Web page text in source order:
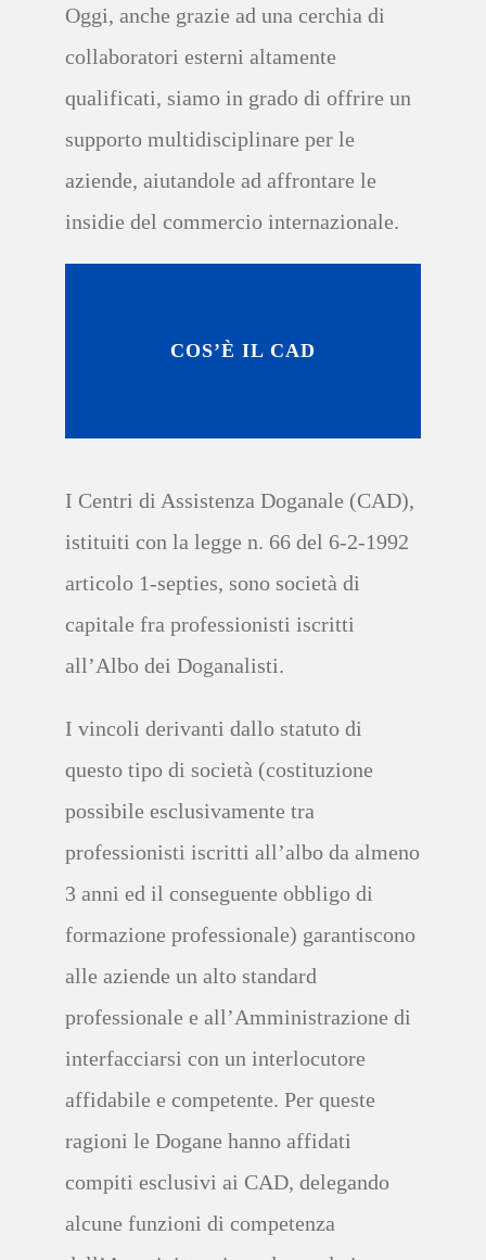
Oggi, anche grazie ad una cerchia di
collaboratori esterni altamente
qualificati, siamo in grado di offrire un
supporto multidisciplinare per le
aziende, aiutandole ad affrontare le
insidie del commercio internazionale.
COS’È IL CAD
I Centri di Assistenza Doganale (CAD),
istituiti con la legge n. 66 del 6-2-1992
articolo 1-septies, sono società di
capitale fra professionisti iscritti
all’Albo dei Doganalisti.
I vincoli derivanti dallo statuto di
questo tipo di società (costituzione
possibile esclusivamente tra
professionisti iscritti all’albo da almeno
3 anni ed il conseguente obbligo di
formazione professionale) garantiscono
alle aziende un alto standard
professionale e all’Amministrazione di
interfacciarsi con un interlocutore
affidabile e competente. Per queste
ragioni le Dogane hanno affidati
compiti esclusivi ai CAD, delegando
alcune funzioni di competenza